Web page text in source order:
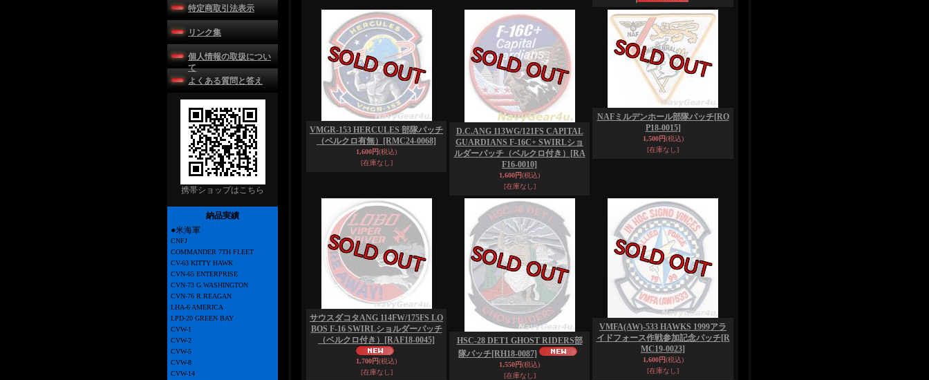
特定商取引法表示
リンク集
個人情報の取扱につい
て
よくある質問と答え
携帯ショップはこちら
納品実績
●米海軍
CNFJ
COMMANDER 7TH FLEET
CV-63 KITTY HAWK
CVN-65 ENTERPRISE
CVN-73 G.WASHINGTON
CVN-76 R.REAGAN
LHA-6 AMERICA
LPD-20 GREEN BAY
CVW-1
CVW-2
CVW-5
CVW-8
CVW-14
VMGR-153 HERCULES 部隊パッチ
（ベルクロ有無）
[RMC24-0068]
1,600円(税込)
[在庫なし]
D.C.ANG 113WG/121FS CAPITAL
GUARDIANS F-16C+ SWIRLショ
ルダーパッチ（ベルクロ付き）
[RA
F16-0010]
1,600円(税込)
[在庫なし]
NAFミルデンホール部隊パッチ[RO
P18-0015]
1,500円(税込)
[在庫なし]
サウスダコタANG 114FW/175FS LO
BOS F-16 SWIRLショルダーパッチ
（ベルクロ付き）
[RAF18-0045]
1,700円(税込)
[在庫なし]
HSC-28 DET1 GHOST RIDERS部
隊パッチ[RH18-0087]
1,550円(税込)
[在庫なし]
VMFA(AW)-533 HAWKS 1999アラ
イドフォース作戦参加記念パッチ[R
MC19-0023]
1,600円(税込)
[在庫なし]